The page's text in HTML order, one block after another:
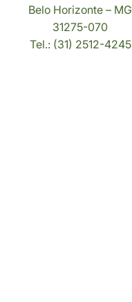
Belo Horizonte – MG
31275-070
Tel.: (31) 2512-4245